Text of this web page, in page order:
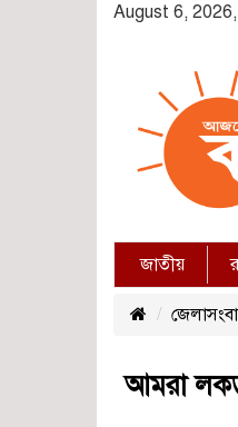
August 6,
জাতীয়
আমরা